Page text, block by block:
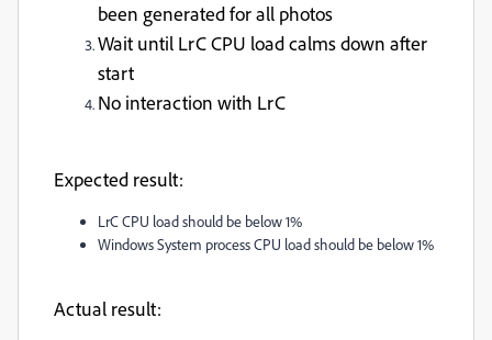
been generated for all photos
Wait until LrC CPU load calms down after
start
No interaction with LrC
Expected result:
LrC CPU load should be below 1%
Windows System process CPU load should be below 1%
Actual result: